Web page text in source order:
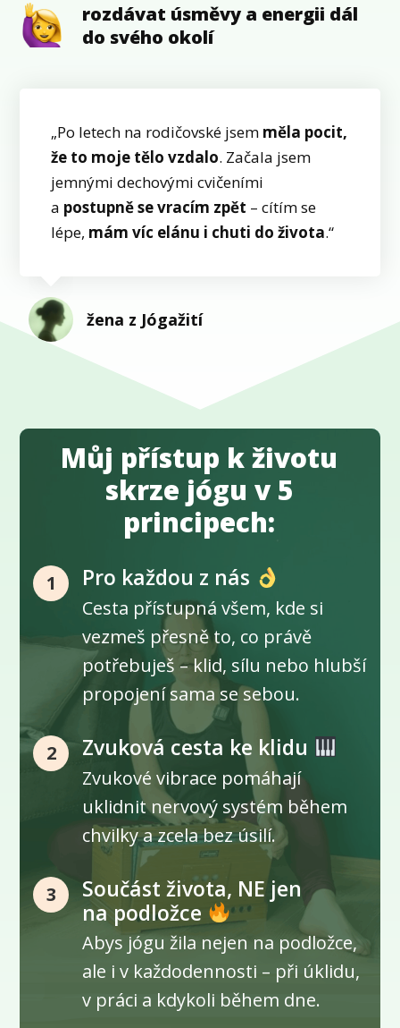
rozdávat úsměvy a energii dál
do svého okolí
„Po letech na rodičovské jsem měla pocit,
že to moje tělo vzdalo. Začala jsem
jemnými dechovými cvičeními
a postupně se vracím zpět – cítím se
lépe, mám víc elánu i chuti do života.“
žena z Jógažití
Můj přístup k životu
skrze jógu v 5
principech:
1 Pro každou z nás
Cesta přístupná všem, kde si
vezmeš přesně to, co právě
potřebuješ – klid, sílu nebo hlubší
propojení sama se sebou.
2 Zvuková cesta ke klidu
Zvukové vibrace pomáhají
uklidnit nervový systém během
chvilky a zcela bez úsilí.
3
Součást života, NE jen
na podložce
Abys jógu žila nejen na podložce,
ale i v každodennosti – při úklidu,
v práci a kdykoli během dne.